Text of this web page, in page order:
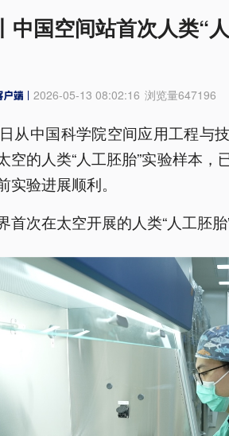
中国空间站首次人类“
2026-05-13 08:02:16 浏览量647196
从中国科学院空间应用工程与
空的人类“人工胚胎”实验样本，
实验进展顺利。
首次在太空开展的人类“人工胚胎”